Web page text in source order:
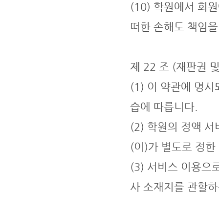
(10) 학원에서 회
떠한 손해도 책임
제 22 조 (재판권
(1) 이 약관에 명시
습에 따릅니다.
(2) 학원의 정액 서
(이)가 별도로 정
(3) 서비스 이용으
사 소재지를 관할